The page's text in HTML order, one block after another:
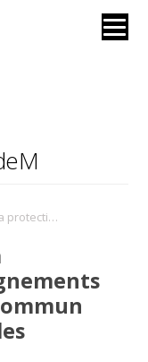
Nouvelles fiches sur la protection des renseignements personnels : un outil commun pour mieux accueillir les stagiaires